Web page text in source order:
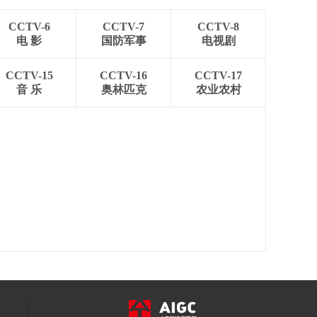
CCTV-6
电 影
CCTV-7
国防军事
CCTV-8
电视剧
CCTV-15
音 乐
CCTV-16
奥林匹克
CCTV-17
农业农村